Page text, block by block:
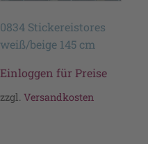
0834 Stickereistores
weiß/beige 145 cm
Einloggen für Preise
zzgl.Versandkosten